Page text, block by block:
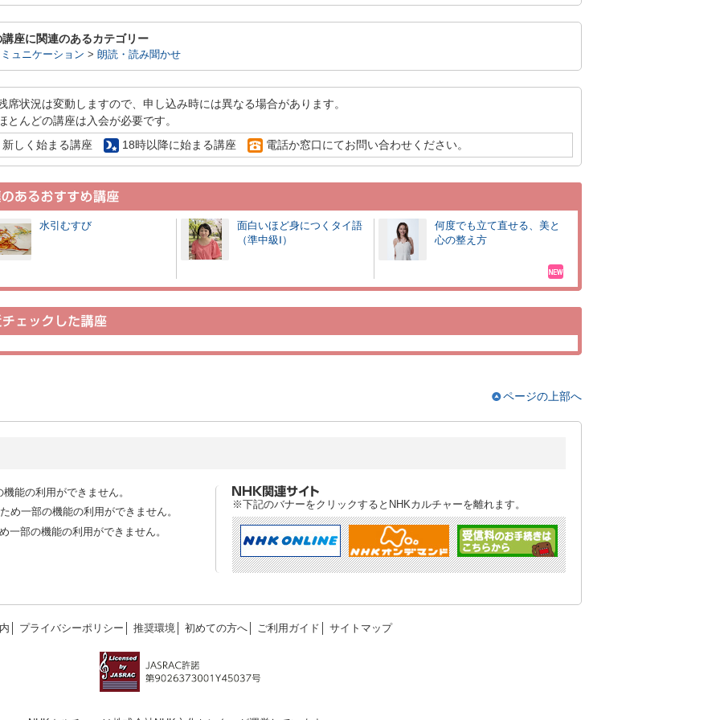
講座に関連のあるカテゴリー
ュニケーション > 朗読・読み聞かせ
席状況は変動しますので、申し込み時には異なる場合があります。
とんどの講座は入会が必要です。
新しく始まる講座
18時以降に始まる講座 電話か窓口にてお問い合わせください。
水引むすび
面白いほど身につくタイ語
（準中級Ⅰ）
何度でも立て直せる、美と
心の整え方
ページの上部へ
能の利用ができません。
め一部の機能の利用ができません。
一部の機能の利用ができません。
※下記のバナーをクリックするとNHKカルチャーを離れます。
プライバシーポリシー 推奨環境 初めての方へ ご利用ガイド サイトマップ